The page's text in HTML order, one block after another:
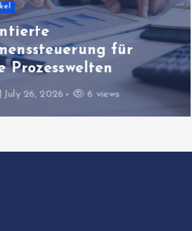
für
2026 6 views